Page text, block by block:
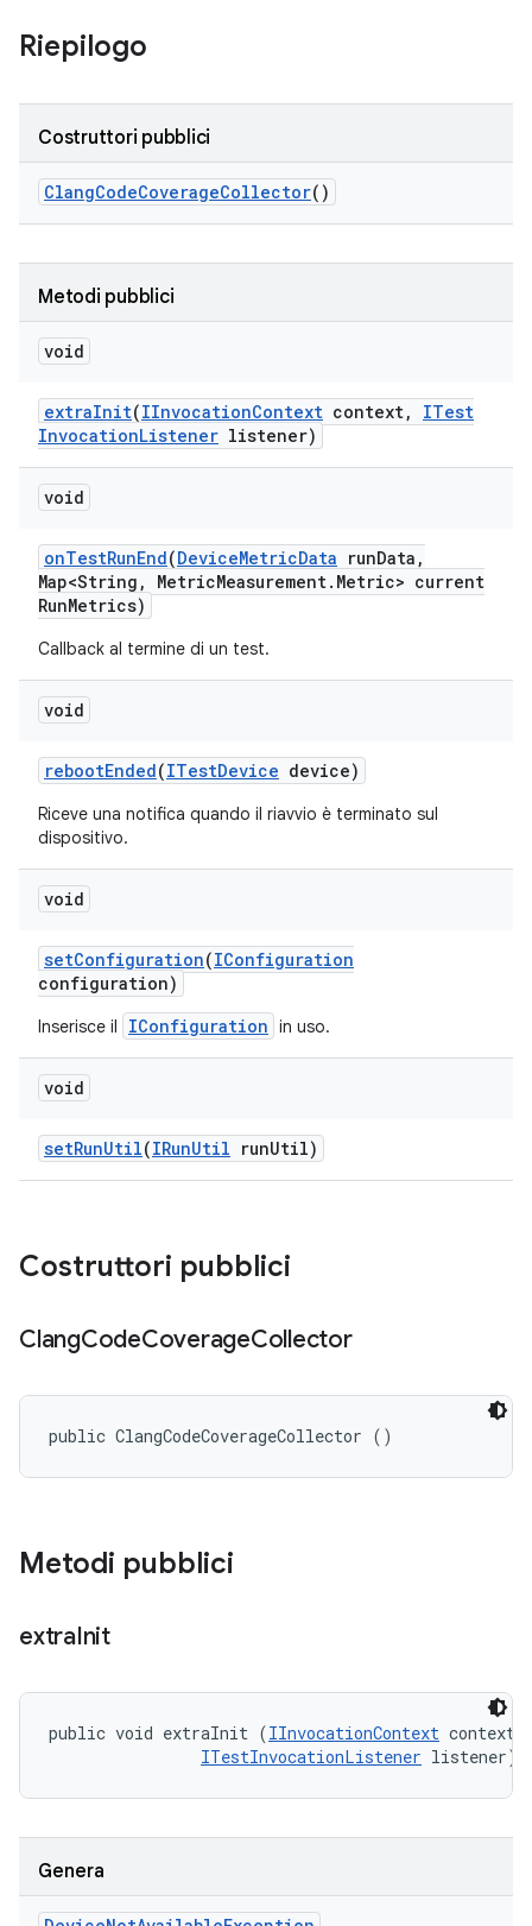
Riepilogo
Costruttori pubblici
ClangCodeCoverageCollector()
Metodi pubblici
void
extraInit(IInvocationContext context,
ITest
InvocationListener listener)
void
onTestRunEnd(DeviceMetricData runData ,
Map<String , MetricMeasurement. Metric> current
RunMetrics)
Callback al termine di un test.
void
rebootEnded(ITestDevice device)
Riceve una notifica quando il riavvio è terminato sul
dispositivo.
void
setConfiguration(IConfiguration
configuration)
Inserisce il IConfiguration in uso.
void
setRunUtil(IRunUtil runUtil)
Costruttori pubblici
ClangCodeCoverageCollector
public ClangCodeCoverageCollector ()
Metodi pubblici
extraInit
public void extraInit (IInvocationContext
ITestInvocationListener listener)
Genera